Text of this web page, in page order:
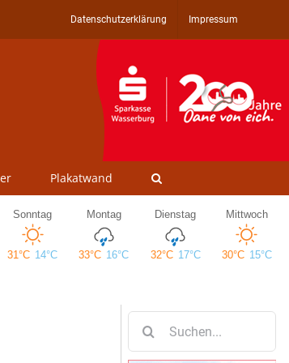
Datenschutzerklärung Impressum
Plakatwand
nach: